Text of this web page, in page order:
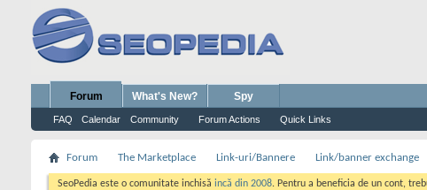
Forum
FAQ Calendar Community Forum Actions Quick Links
What's New? Spy
Forum The Marketplace Link-uri/Bannere Link/banner exchange
SeoPedia este o comunitate inchisă incă din 2008. Pentru a beneficia de un cont,